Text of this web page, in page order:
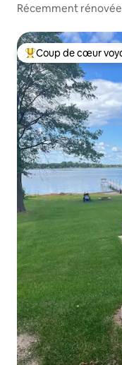
Récemment
Coup de cœur
Coup de cœur